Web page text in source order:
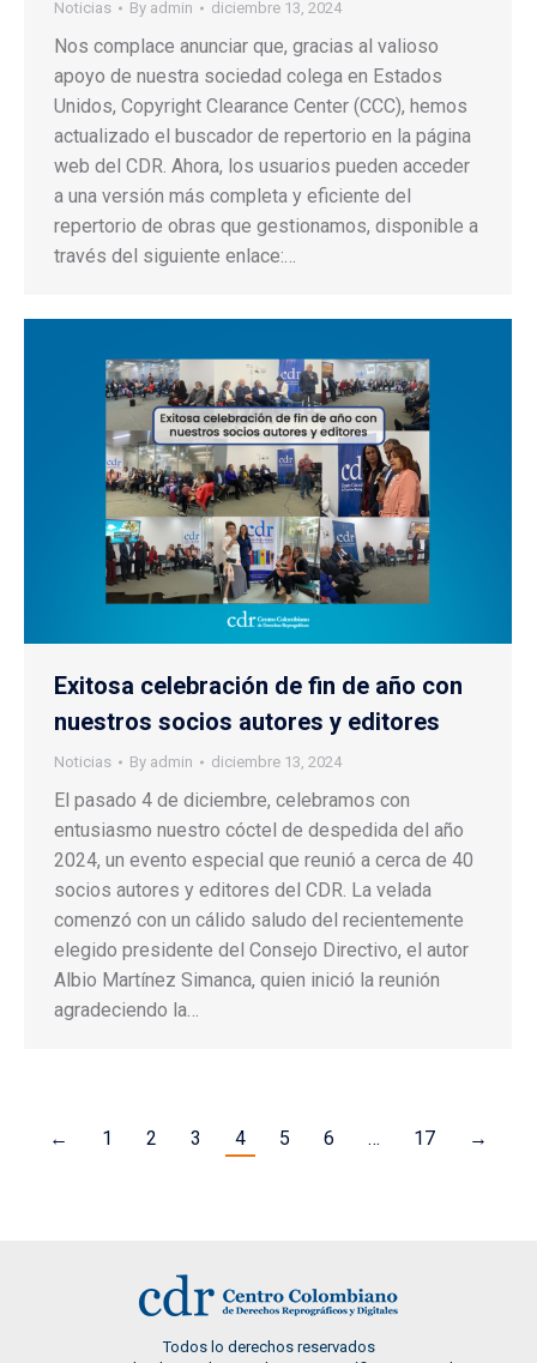
Noticias By admin diciembre 13, 2024
Nos complace anunciar que, gracias al valioso
apoyo de nuestra sociedad colega en Estados
Unidos, Copyright Clearance Center (CCC), hemos
actualizado el buscador de repertorio en la página
web del CDR. Ahora, los usuarios pueden acceder
a una versión más completa y eficiente del
repertorio de obras que gestionamos, disponible a
través del siguiente enlace:…
Exitosa celebración de fin de año con
nuestros socios autores y editores
Noticias By admin diciembre 13, 2024
El pasado 4 de diciembre, celebramos con
entusiasmo nuestro cóctel de despedida del año
2024, un evento especial que reunió a cerca de 40
socios autores y editores del CDR. La velada
comenzó con un cálido saludo del recientemente
elegido presidente del Consejo Directivo, el autor
Albio Martínez Simanca, quien inició la reunión
agradeciendo la…
← 1 2 3 4 5 6 … 17 →
Todos lo derechos reservados